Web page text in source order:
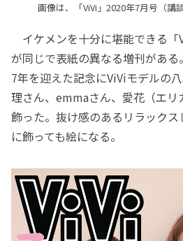
画像は、「ViVi」2020年7月号（講
イケメンを十分に堪能できる「
が同じで表紙の異なる増刊があ
7年を迎えた記念にViViモデルの
理さん、emmaさん、愛花（エリ
飾った。抜け感のあるリラック
に飾っても絵になる。